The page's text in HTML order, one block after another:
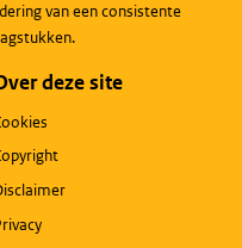
van een consistente
deze site